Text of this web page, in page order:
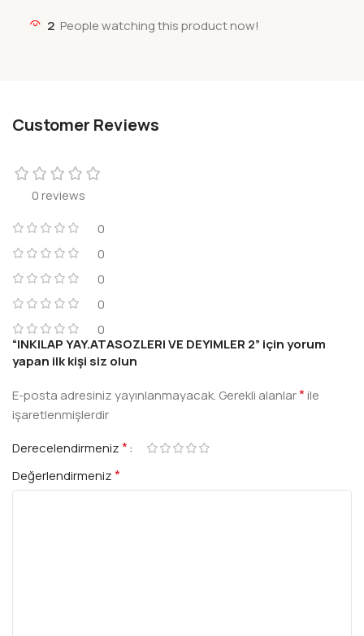
2 People watching this product now!
Customer Reviews
0 reviews
0
0
0
0
0
“INKILAP YAY.ATASOZLERI VE DEYIMLER 2” için yorum
yapan ilk kişi siz olun
E-posta adresiniz yayınlanmayacak. Gerekli alanlar*ile
işaretlenmişlerdir
Derecelendirmeniz*
Değerlendirmeniz*